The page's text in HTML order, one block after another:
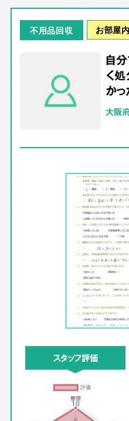
不用品回収 お部屋
自
く
かっ
大阪
スタッフ評価